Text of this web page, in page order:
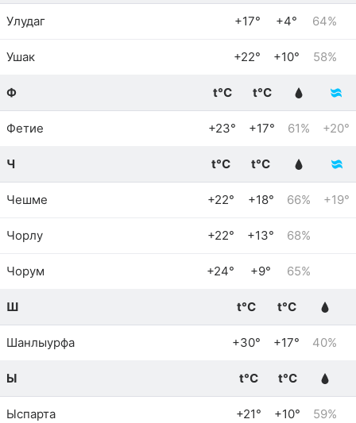
Улудаг +17° +4° 64%
Ушак +22° +10° 58%
Ф t°C t°C
Фетие +23° +17° 61% +20°
Ч t°C t°C
Чешме +22° +18° 66% +19°
Чорлу +22° +13° 68%
Чорум +24° +9° 65%
Ш t°C t°C
Шанлыурфа +30° +17° 40%
Ы t°C t°C
Ыспарта +21° +10° 59%